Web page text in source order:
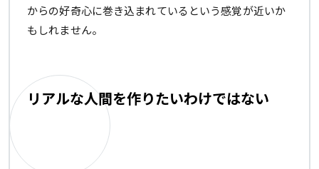
からの好奇心に巻き込まれているという感覚が近いか
もしれません。
リアルな人間を作りたいわけではない